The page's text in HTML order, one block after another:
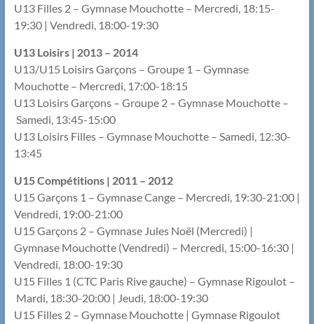
U13 Filles 2 – Gymnase Mouchotte – Mercredi, 18:15-
19:30 | Vendredi, 18:00-19:30
U13 Loisirs | 2013 – 2014
U13/U15 Loisirs Garçons – Groupe 1 – Gymnase
Mouchotte – Mercredi, 17:00-18:15
U13 Loisirs Garçons – Groupe 2 – Gymnase Mouchotte –
Samedi, 13:45-15:00
U13 Loisirs Filles – Gymnase Mouchotte – Samedi, 12:30-
13:45
U15 Compétitions | 2011 – 2012
U15 Garçons 1 – Gymnase Cange – Mercredi, 19:30-21:00 |
Vendredi, 19:00-21:00
U15 Garçons 2 – Gymnase Jules Noël (Mercredi) |
Gymnase Mouchotte (Vendredi) – Mercredi, 15:00-16:30 |
Vendredi, 18:00-19:30
U15 Filles 1 (CTC Paris Rive gauche) – Gymnase Rigoulot –
Mardi, 18:30-20:00 | Jeudi, 18:00-19:30
U15 Filles 2 – Gymnase Mouchotte | Gymnase Rigoulot